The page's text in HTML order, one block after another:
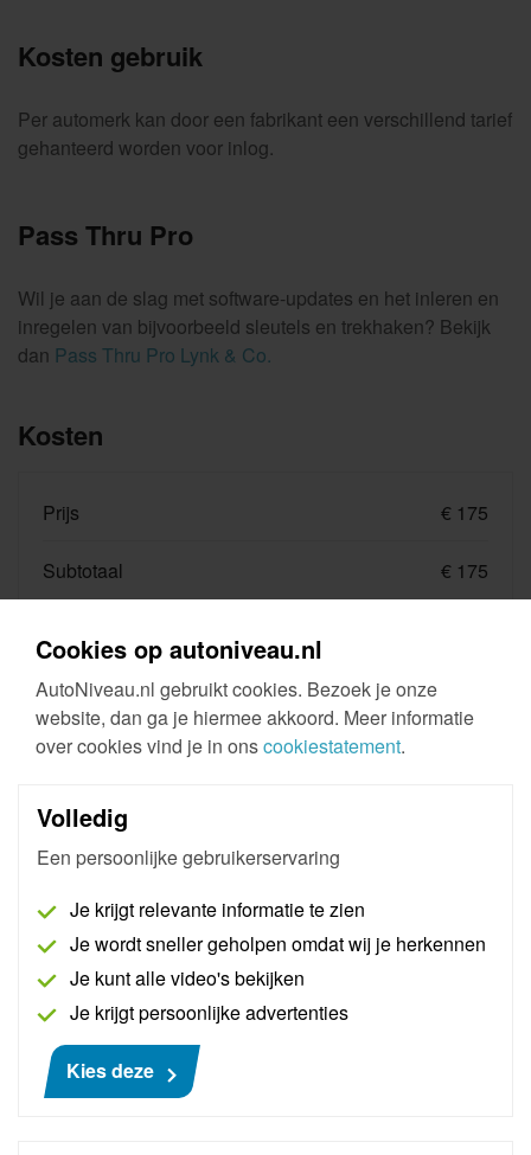
Cookies op autoniveau.nl
AutoNiveau.nl gebruikt cookies. Bezoek je onze
website, dan ga je hiermee akkoord. Meer informatie
over cookies vind je in onscookiestatement.
Volledig
Een persoonlijke gebruikerservaring
Je krijgt relevante informatie te zien
Je wordt sneller geholpen omdat wij je herkennen
Je kunt alle video's bekijken
Je krijgt persoonlijke advertenties
Kies deze
Kosten gebruik
Per automerk kan door een fabrikant een verschillend tarief
gehanteerd worden voor inlog.
Pass Thru Pro
Wil je aan de slag met software-updates en het inleren en
inregelen van bijvoorbeeld sleutels en trekhaken? Bekijk
dan Pass Thru Pro Lynk & Co.
Kosten
Prijs € 175
Subtotaal
€ 175
Totaal (incl.btw) € 211,75
Interessant voor jou